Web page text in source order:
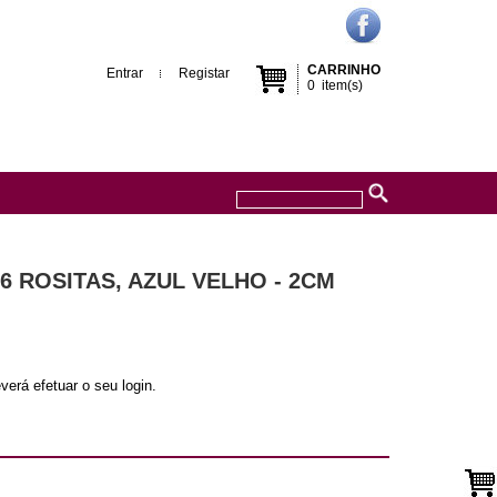
CARRINHO
0 item(s)
Entrar Registar
ROSITAS, AZUL VELHO - 2CM
efetuar o seu login.